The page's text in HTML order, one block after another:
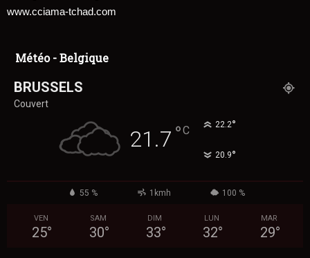
www.cciama-tchad.com
Météo - Belgique
BRUSSELS
Couvert
21.7 °C 22.2°
20.9°
55 % 1kmh 100 %
VEN
25°
SAM
30°
DIM
33°
LUN
32°
MAR
29°